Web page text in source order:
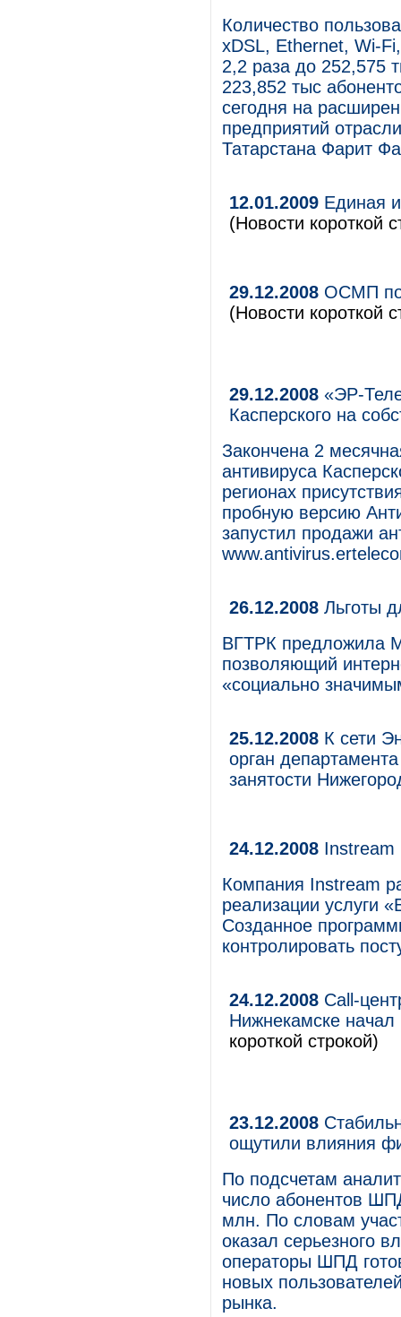
Количество
xDSL, Ethernet, Wi-
2,2 раза до 252,575
223,852 тыс
сегодня на
предприятий
Татарстана Фарит
12.01.2009 Единая
(Новости короткой
29.12.2008 ОСМП
(Новости короткой
29.12.2008 «ЭР-
Касперского на
Закончена 2
антивируса
регионах
пробную версию
запустил продажи
26.12.2008 Льготы
ВГТРК предложила
позволяющий
«социально
25.12.2008 К сети
орган
занятости
24.12.2008 Instream
Компания Instream
реализации услуги
Созданное
контролировать
24.12.2008 Call-
Нижнекамске начал
короткой строкой)
23.12.2008
ощутили влияния
По подсчетам
число абонентов
млн. По словам
оказал серьезного
операторы ШПД
новых
рынка.